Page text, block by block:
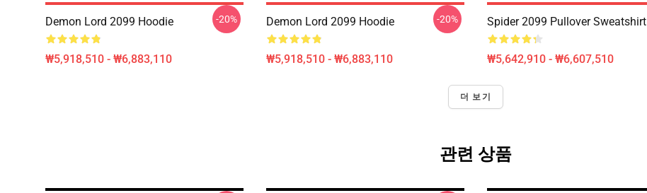
Demon Lord 2099 Hoodie
₩5,918,510 - ₩6,883,110
-20% Demon Lord 2099 Hoodie
₩5,918,510 - ₩6,883,110
-20% Spider 2099 Pullover Sweatshirt
₩5,642,910 - ₩6,607,510
더 보기
관련 상품